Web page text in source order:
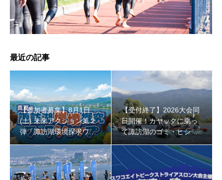
【受付終了】2026大会同日開催！小学生対象キッズ・ラ
最近の記事
【参加者募集】8月1日
(土) 未来アクション第２
弾「諏訪湖環境探求ワー
クショップ」小学４年生
から！
【受付終了】2026大会同
日開催！カヤックに乗っ
て諏訪湖のゴミ・ヒシを
回収しよう！